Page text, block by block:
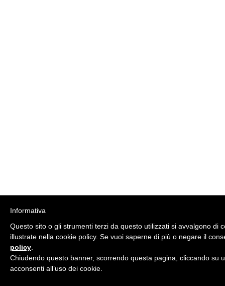
Informativa
Questo sito o gli strumenti terzi da questo utilizzati si avvalgono di
illustrate nella cookie policy. Se vuoi saperne di più o negare il
policy
Chiudendo questo banner, scorrendo questa pagina, cliccando su
acconsenti all’uso dei cookie.